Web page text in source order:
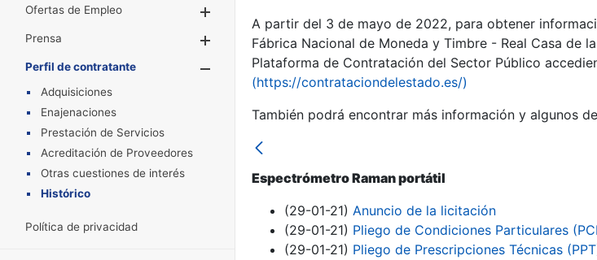
Ofertas de Empleo
Prensa
Mostrar/Ocultar
Perfil de contratante
Mostrar/Ocultar
Adquisiciones
Enajenaciones
Prestación de Servicios
Acreditación de Proveedores
Otras cuestiones de interés
Histórico
Política de privacidad
A partir del 3 de mayo de 2022, para obtener
Fábrica Nacional de Moneda y Timbre - Real Casa de
Plataforma de Contratación del Sector Público
(https://contrataciondelestado.es/)
También podrá encontrar más información y algunos
Espectrómetro Raman portátil
(29-01-21) Anuncio de la licitación
(29-01-21) Pliego de Condiciones Particulares
(29-01-21) Pliego de Prescripciones Técnicas